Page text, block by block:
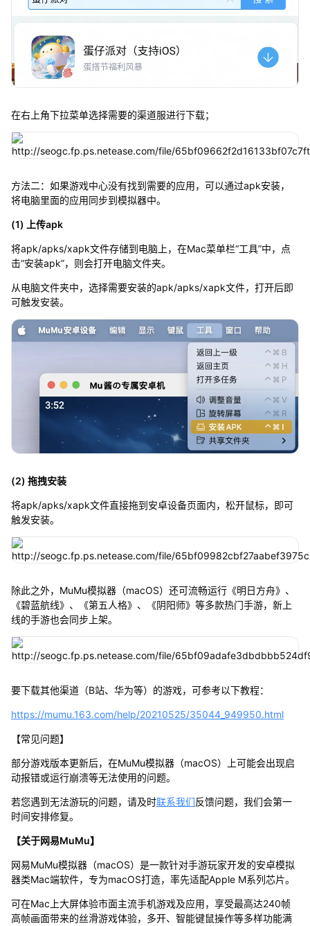
在右上角下拉菜单选择需要的渠道服进行下载；
方法二：如果游戏中心没有找到需要的应用，可以通过apk安装，
将电脑里面的应用同步到模拟器中。
(1) 上传apk
将apk/apks/xapk文件存储到电脑上，在Mac菜单栏“工具”中，点
击“安装apk”，则会打开电脑文件夹。
从电脑文件夹中，选择需要安装的apk/apks/xapk文件，打开后即
可触发安装。
(2) 拖拽安装
将apk/apks/xapk文件直接拖到安卓设备页面内，松开鼠标，即可
触发安装。
除此之外，MuMu模拟器（macOS）还可流畅运行《明日方舟》、
《碧蓝航线》、《第五人格》、《阴阳师》等多款热门手游，新上
线的手游也会同步上架。
要下载其他渠道（B站、华为等）的游戏，可参考以下教程：
https://mumu.163.com/help/20210525/35044_949950.html
【常见问题】
部分游戏版本更新后，在MuMu模拟器（macOS）上可能会出现启
动报错或运行崩溃等无法使用的问题。
若您遇到无法游玩的问题，请及时联系我们反馈问题，我们会第一
时间安排修复。
【关于网易MuMu】
网易MuMu模拟器（macOS）是一款针对手游玩家开发的安卓模拟
器类Mac端软件，专为macOS打造，率先适配Apple M系列芯片。
可在Mac上大屏体验市面主流手机游戏及应用，享受最高达240帧
高帧画面带来的丝滑游戏体验，多开、智能键鼠操作等多样功能满